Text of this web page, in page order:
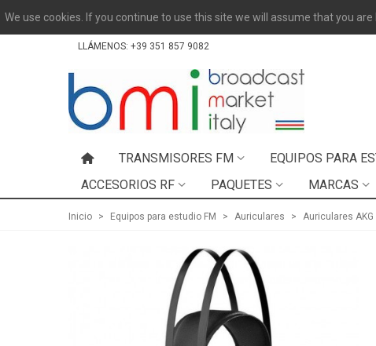
We use cookies. If you continue to use this site we will assume that you are
LLÁMENOS: +39 351 857 9082
TRANSMISORES FM EQUIPOS PARA
ACCESORIOS RF
PAQUETES MARCAS
Inicio > Equipos para estudio FM > Auriculares > Auriculares AKG